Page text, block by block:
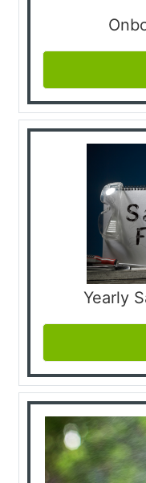
Yearly